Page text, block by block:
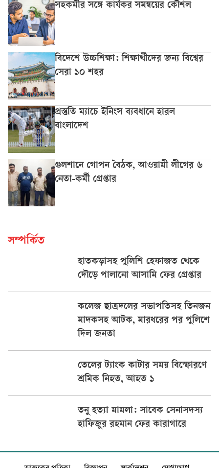
সহকর্মীর সঙ্গে কার্যকর সমন্বয়ের কৌশল
বিদেশে উচ্চশিক্ষা: শিক্ষার্থীদের জন্য বিশ্বের
সেরা ১০ শহর
প্রস্তুতি ম্যাচে ইনিংস ব্যবধানে হারল
বাংলাদেশ
গুলশানে গোপন বৈঠক, আওয়ামী লীগের ৬
নেতা-কর্মী গ্রেপ্তার
সম্পর্কিত
হাতকড়াসহ পুলিশি হেফাজত থেকে
দৌড়ে পালানো আসামি ফের গ্রেপ্তার
কলেজ ছাত্রদলের সভাপতিসহ তিনজন
মাদকসহ আটক, মারধরের পর পুলিশে
দিল জনতা
তেলের ট্যাংক কাটার সময় বিস্ফোরণে
শ্রমিক নিহত, আহত ১
তনু হত্যা মামলা: সাবেক সেনাসদস্য
হাফিজুর রহমান ফের কারাগারে